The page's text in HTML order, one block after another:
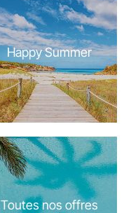
Happy Summer
Toutes nos offres